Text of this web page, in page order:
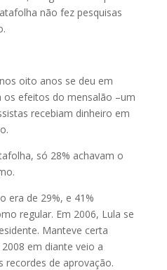
não fez pesquisas
oito anos se deu em
os efeitos do mensalão –um
recebiam dinheiro em
só 28% achavam o
era de 29%, e 41%
regular. Em 2006, Lula se
Manteve certa
em diante veio a
recordes de aprovação.